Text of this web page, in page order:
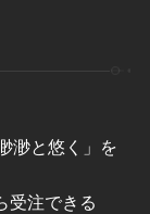
渺と悠く」を
受注できる